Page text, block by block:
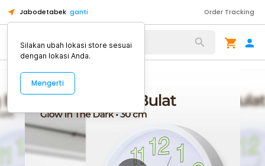
Jabodetabek ganti Order Tracking
Alat Kopi
Silakan ubah lokasi store sesuai
dengan lokasi Anda.
Mengerti